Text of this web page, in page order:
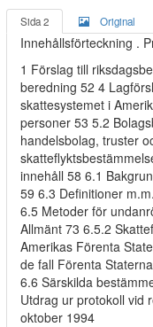
Sida 2 Original
Innehållsförteckning .
1 Förslag till
beredning 52 4
skattesystemet i
personer 53 5.2
handelsbolag, truster
innehåll 58 6.1
59 6.3 Definitioner
6.5 Metoder för
Allmänt 73 6.5.2
Amerikas Förenta
de fall Förenta
6.6 Särskilda
Utdrag ur protokoll vid
oktober 1994